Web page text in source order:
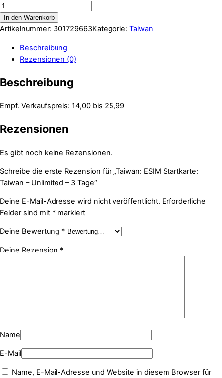
In den Warenkorb
Artikelnummer: 301729663Kategorie: Taiwan
Beschreibung
Rezensionen (0)
Beschreibung
Empf. Verkaufspreis: 14,00 bis 25,99
Rezensionen
Es gibt noch keine Rezensionen.
Schreibe die erste Rezension für „Taiwan: ESIM Startkarte:
Taiwan – Unlimited – 3 Tage“
Deine E-Mail-Adresse wird nicht veröffentlicht. Erforderliche
Felder sind mit * markiert
Deine Bewertung *
Deine Rezension *
Name
E-Mail
Name, E-Mail-Adresse und Website in diesem Browser für